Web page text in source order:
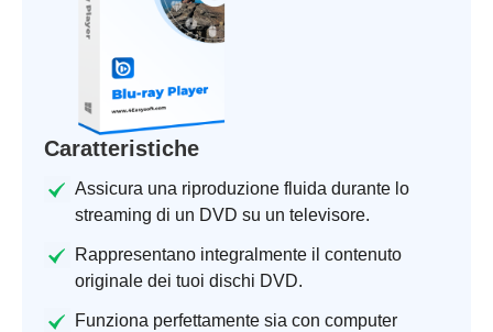
Caratteristiche
Assicura una riproduzione fluida durante lo
streaming di un DVD su un televisore.
Rappresentano integralmente il contenuto
originale dei tuoi dischi DVD.
Funziona perfettamente sia con computer